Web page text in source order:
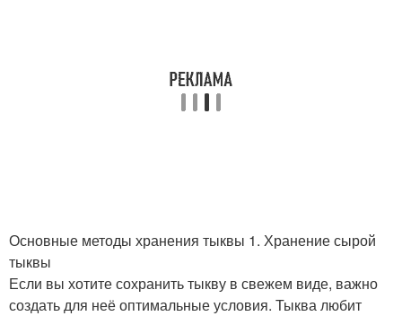
Основные методы хранения тыквы 1. Хранение сырой
тыквы
Если вы хотите сохранить тыкву в свежем виде, важно
создать для неё оптимальные условия. Тыква любит